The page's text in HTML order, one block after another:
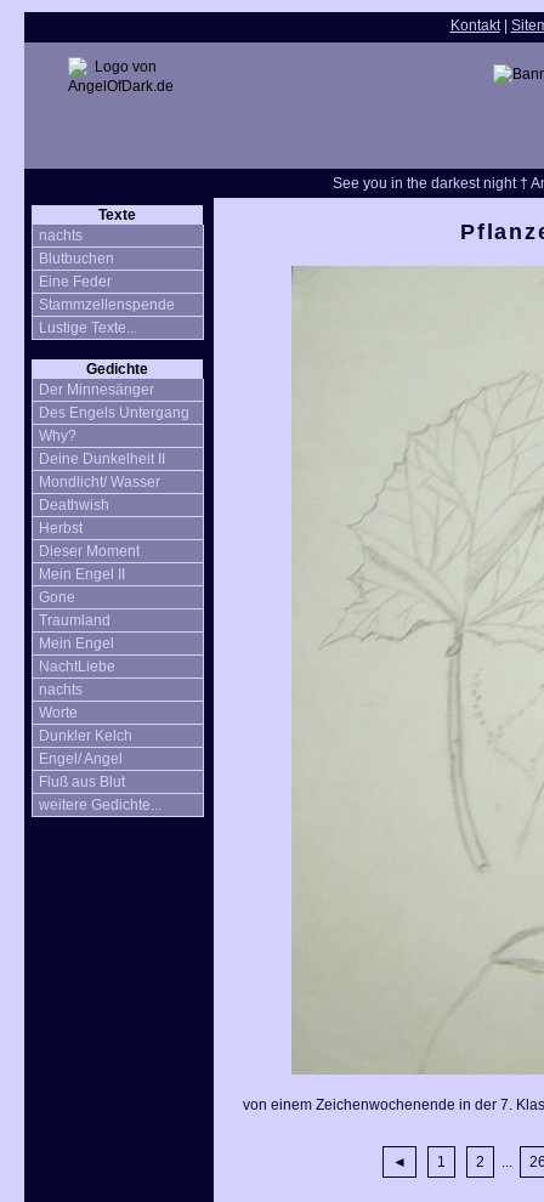
Kontakt
See you in the darkest night †
Texte
nachts
Blutbuchen
Eine Feder
Stammzellenspende
Lustige Texte...
Gedichte
Der Minnesänger
Des Engels Untergang
Why?
Deine Dunkelheit II
Mondlicht/ Wasser
Deathwish
Herbst
Dieser Moment
Mein Engel II
Gone
Traumland
Mein Engel
NachtLiebe
nachts
Worte
Dunkler Kelch
Engel/ Angel
Fluß aus Blut
weitere Gedichte...
von einem Zeichenwochenende in der 7.
◄ 1 2